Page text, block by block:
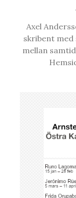
Axel
skribent
mellan